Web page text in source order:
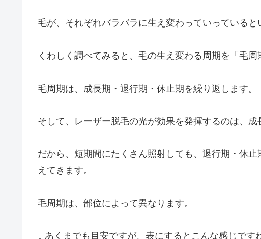
毛が、それぞれバラバラに生え変わっていっていると
くわしく調べてみると、毛の生え変わる周期を「毛周
毛周期は、成長期・退行期・休止期を繰り返します。
そして、レーザー脱毛の光が効果を発揮するのは、成
だから、短期間にたくさん照射しても、退行期・休
えてきます。
毛周期は、部位によって異なります。
↓ あくまでも目安ですが、表にするとこんな感じです